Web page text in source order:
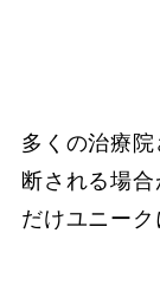
多くの治療
断される場
だけユニーク